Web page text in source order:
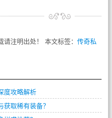
注明出处！ 本文标签： 传奇私
度攻略解析
取稀有装备？